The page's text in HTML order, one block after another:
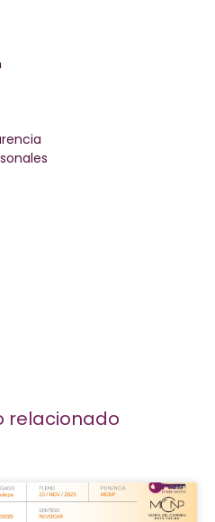
relacionado